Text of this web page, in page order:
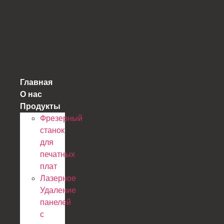
Главная
О нас
Продукты
Фрезерный
станок
для
печатных
плат
Лазерное
Удаление
панелей
с